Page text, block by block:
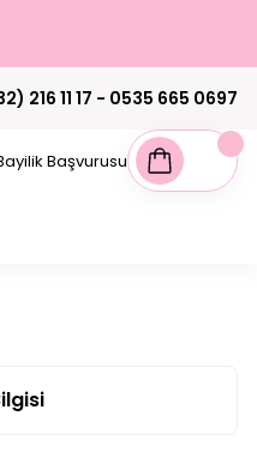
216 11 17 - 0535 665 0697
Başvurusu